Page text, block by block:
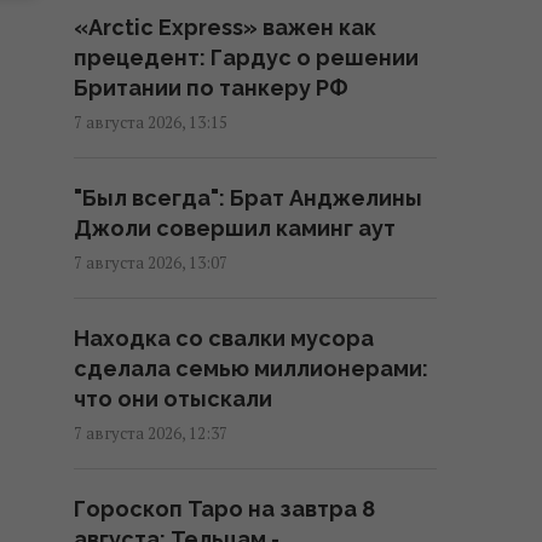
Не то что кондиционер - даже
вентилятор не нужен: турецкий
лайфхак, как охладить дом
США и Украина совместно
работают над обновлением
13:13 пятница, 07 августа 2026
Украинцы высказали мнение,
13:06 пятница, 07 августа 2026
«Arctic Express» важен как
прецедент: Гардус о решении
Британии по танкеру РФ
7 августа 2026, 13:15
"Был всегда": Брат Анджелины
Джоли совершил каминг аут
7 августа 2026, 13:07
Находка со свалки мусора
сделала семью миллионерами:
что они отыскали
7 августа 2026, 12:37
Гороскоп Таро на завтра 8